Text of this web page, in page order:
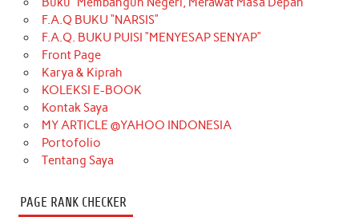
F.A.Q BUKU “NARSIS”
F.A.Q. BUKU PUISI “MENYESAP SENYAP”
Front Page
Karya & Kiprah
KOLEKSI E-BOOK
Kontak Saya
MY ARTICLE @YAHOO INDONESIA
Portofolio
Tentang Saya
PAGE RANK CHECKER